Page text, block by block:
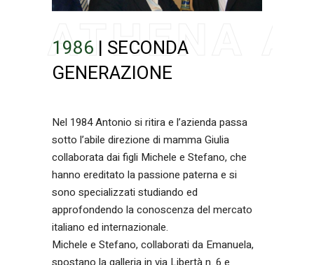
1986 | SECONDA
GENERAZIONE
Nel 1984 Antonio si ritira e l’azienda passa
sotto l’abile direzione di mamma Giulia
collaborata dai figli Michele e Stefano, che
hanno ereditato la passione paterna e si
sono specializzati studiando ed
approfondendo la conoscenza del mercato
italiano ed internazionale.
Michele e Stefano, collaborati da Emanuela,
spostano la galleria in via Libertà n. 6 e